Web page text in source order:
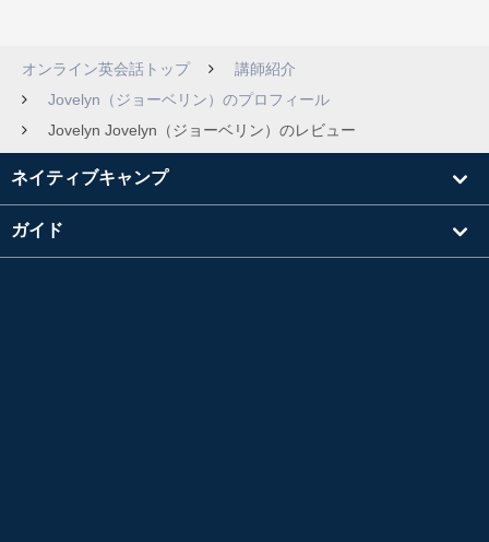
オンライン英会話トップ
講師紹介
Jovelyn（ジョーベリン）のプロフィール
Jovelyn Jovelyn（ジョーベリン）のレビュー
ネイティブキャンプ
ガイド